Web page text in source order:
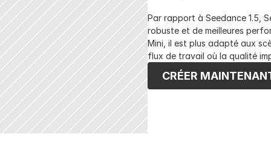
Par rapport à Seedance 1.5,
robuste et de meilleures
Mini, il est plus adapté aux
flux de travail où la qualité
CRÉER